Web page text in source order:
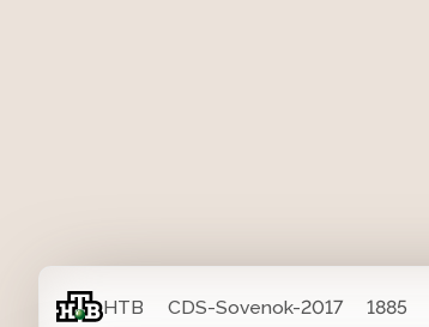
НТВ CDS-Sovenok-2017 1885